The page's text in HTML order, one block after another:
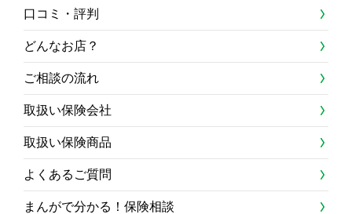
口コミ・評判
どんなお店？
ご相談の流れ
取扱い保険会社
取扱い保険商品
よくあるご質問
まんがで分かる！保険相談